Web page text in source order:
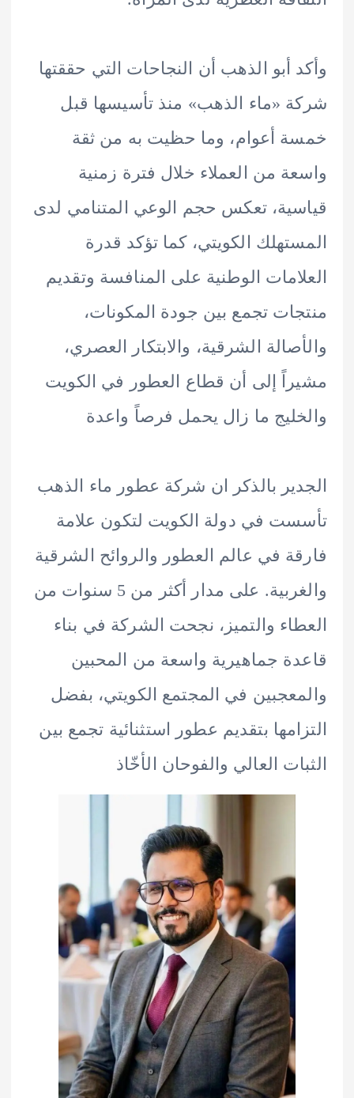
أبو الذهب أن النجاحات التي حققتها
«ماء الذهب» منذ تأسيسها قبل
أعوام، وما حظيت به من ثقة
من العملاء خلال فترة زمنية
تعكس حجم الوعي المتنامي لدى
الكويتي، كما تؤكد قدرة
الوطنية على المنافسة وتقديم
تجمع بين جودة المكونات،
الشرقية، والابتكار العصري،
إلى أن قطاع العطور في الكويت
ما زال يحمل فرصاً واعدة
بالذكر ان شركة عطور ماء الذهب
في دولة الكويت لتكون علامة
في عالم العطور والروائح الشرقية
والغربية. على مدار أكثر من 5 سنوات من
والتميز، نجحت الشركة في بناء
جماهيرية واسعة من المحبين
في المجتمع الكويتي، بفضل
بتقديم عطور استثنائية تجمع بين
العالي والفوحان الأخّاذ